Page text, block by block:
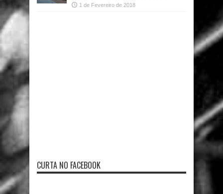
1 de Fevereiro de 2018
CURTA NO FACEBOOK